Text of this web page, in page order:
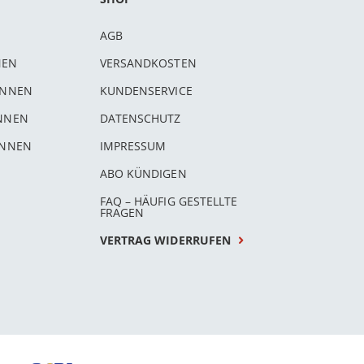
AGB
VERSANDKOSTEN
KUNDENSERVICE
DATENSCHUTZ
IMPRESSUM
ABO KÜNDIGEN
FAQ – HÄUFIG GESTELLTE
FRAGEN
VERTRAG WIDERRUFEN